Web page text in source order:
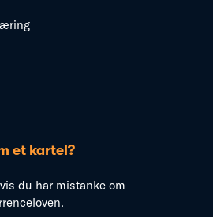
et kartel?
du har mistanke om